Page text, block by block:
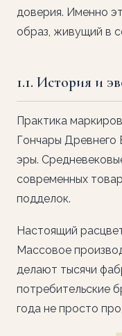
доверия. Именно
образ, живущий в
1.1. История и
Практика
Гончары Древнего
эры.
современных
подделок.
Настоящий
Массовое
делают тысячи
потребительские
года не просто